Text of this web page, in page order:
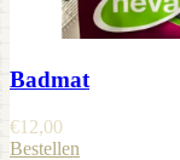
Badmat
€12,00
Bestellen